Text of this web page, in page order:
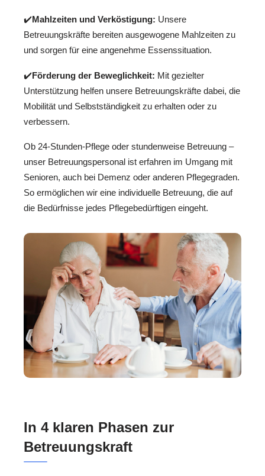
✔️Mahlzeiten und Verköstigung: Unsere
Betreuungskräfte bereiten ausgewogene Mahlzeiten zu
und sorgen für eine angenehme Essenssituation.
✔️Förderung der Beweglichkeit: Mit gezielter
Unterstützung helfen unsere Betreuungskräfte dabei, die
Mobilität und Selbstständigkeit zu erhalten oder zu
verbessern.
Ob 24-Stunden-Pflege oder stundenweise Betreuung –
unser Betreuungspersonal ist erfahren im Umgang mit
Senioren, auch bei Demenz oder anderen Pflegegraden.
So ermöglichen wir eine individuelle Betreuung, die auf
die Bedürfnisse jedes Pflegebedürftigen eingeht.
In 4 klaren Phasen zur
Betreuungskraft